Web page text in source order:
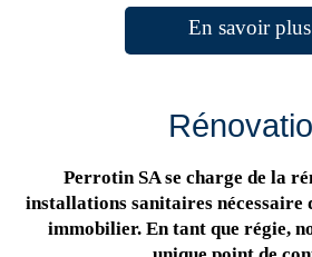
En savoir plus
Perrotin SA se charge de la
installations sanitaires nécessaire
immobilier. En tant que régie,